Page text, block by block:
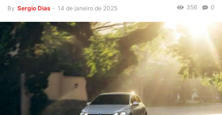
By Sergio Dias - 14 de janeiro de 2025 0
356